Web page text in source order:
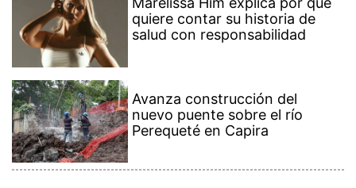
quiere contar su historia de
salud con responsabilidad
Avanza construcción del
nuevo puente sobre el río
Perequeté en Capira